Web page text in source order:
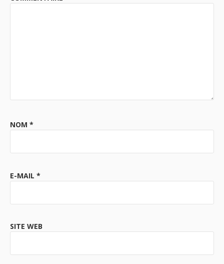
NOM *
E-MAIL *
SITE WEB